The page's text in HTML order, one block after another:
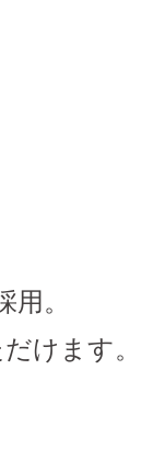
用。
けます。